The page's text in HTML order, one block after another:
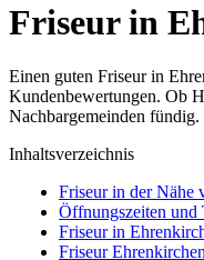
Friseur in
Einen guten Friseur in
Kundenbewertungen. Ob
Nachbargemeinden fündig.
Inhaltsverzeichnis
Friseur in der Nähe
Öffnungszeiten und
Friseur in
Friseur